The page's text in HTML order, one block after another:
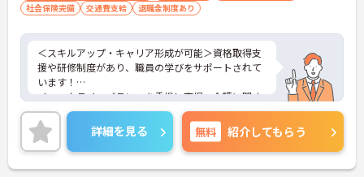
社会保険完備
交通費支給 退職金制度あり
＜スキルアップ・キャリア形成が可能＞資格取得支
援や研修制度があり、職員の学びをサポートされて
います！
＜ワークライフバランスを重視＞育児・介護に関す
る制度や社宅制度、各種手当など、長く安心して働
きやすい環境が整っています。
＜寄り添ったケアの実施＞利用者さまに深く寄り添
ったサービスの提供を目指し、職員の専門性を高め
るような人材育成にも注力されています。
詳細を見る 無料 紹介してもらう